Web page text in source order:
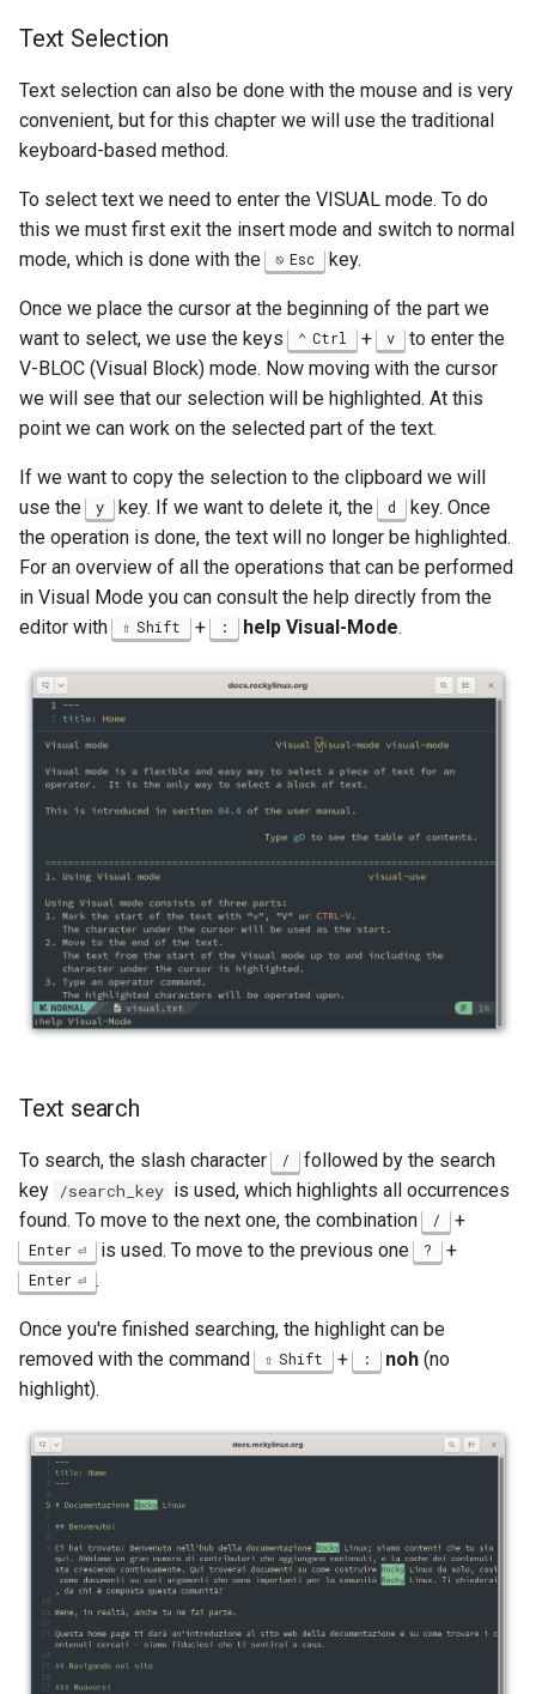
Text Selection
Text selection can also be done with the mouse and is very
convenient, but for this chapter we will use the traditional
keyboard-based method.
To select text we need to enter the VISUAL mode. To do
this we must first exit the insert mode and switch to normal
mode, which is done with the
Esc key.
Once we place the cursor at the beginning of the part we
want to select, we use the keys
Ctrl + v to enter the
V-BLOC (Visual Block) mode. Now moving with the cursor
we will see that our selection will be highlighted. At this
point we can work on the selected part of the text.
If we want to copy the selection to the clipboard we will
use the
y key. If we want to delete it, the d key. Once
the operation is done, the text will no longer be highlighted.
For an overview of all the operations that can be performed
in Visual Mode you can consult the help directly from the
editor with
Shift + : help Visual-Mode.
Text search
To search, the slash character / followed by the search
key /search_key is used, which highlights all occurrences
found. To move to the next one, the combination
/ +
Enter is used. To move to the previous one ? +
Enter .
Once you're finished searching, the highlight can be
removed with the command
Shift + : noh(no
highlight).